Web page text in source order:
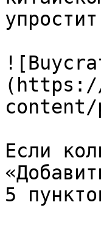
(https://
Если
5